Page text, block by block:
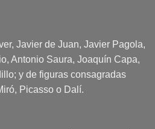
Javier de Juan, Javier Pagola,
Antonio Saura, Joaquín Capa,
y de figuras consagradas
Picasso o Dalí.